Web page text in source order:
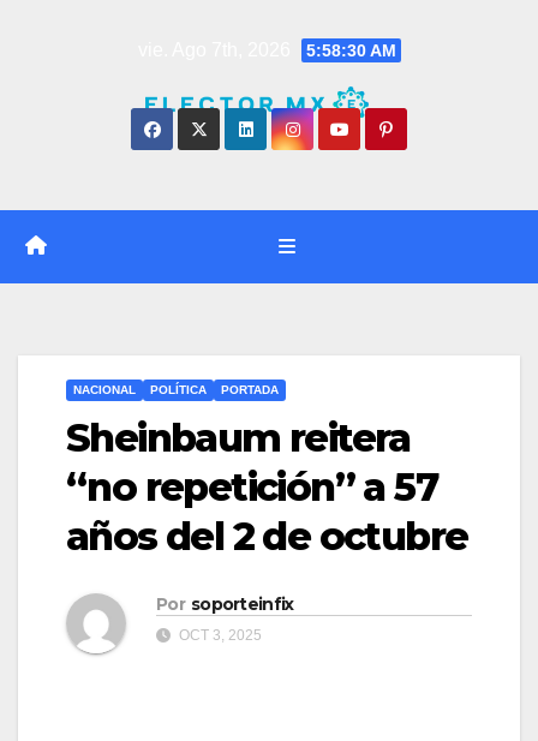
5:58:30 AM
NACIONAL POLÍTICA PORTADA
Sheinbaum reitera
“no repetición” a 57
años del 2 de octubre
Por soporteinfix
OCT 3, 2025